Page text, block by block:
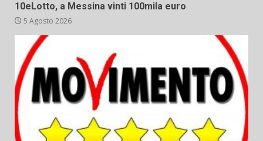
10eLotto, a Messina vinti 100mila euro
5 Agosto 2026